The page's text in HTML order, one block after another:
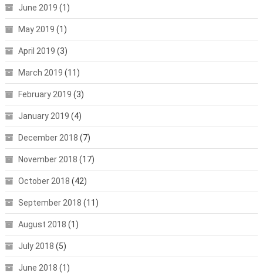
June 2019 (1)
May 2019 (1)
April 2019 (3)
March 2019 (11)
February 2019 (3)
January 2019 (4)
December 2018 (7)
November 2018 (17)
October 2018 (42)
September 2018 (11)
August 2018 (1)
July 2018 (5)
June 2018 (1)